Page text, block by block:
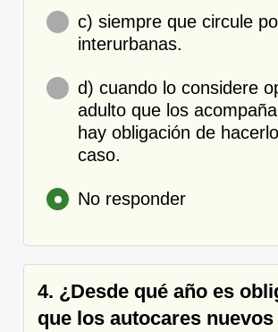
c) siempre que circule
interurbanas.
d) cuando lo considere
adulto que los
hay obligación de
caso.
No responder
4. ¿Desde qué año es
que los autocares